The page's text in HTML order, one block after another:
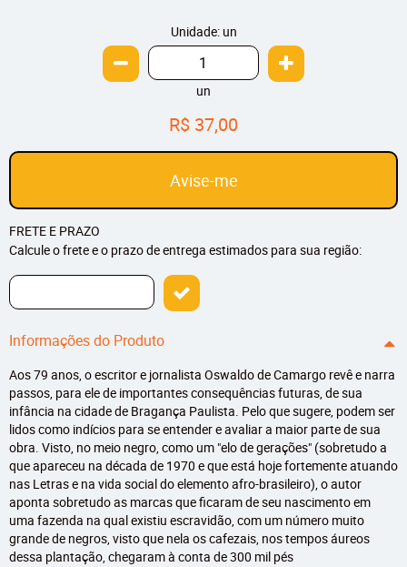
Unidade: un
un
R$ 37,00
Avise-me
FRETE E PRAZO
Calcule o frete e o prazo de entrega estimados para sua região:
Informações do Produto
Aos 79 anos, o escritor e jornalista Oswaldo de Camargo revê e narra
passos, para ele de importantes consequências futuras, de sua
infância na cidade de Bragança Paulista. Pelo que sugere, podem ser
lidos como indícios para se entender e avaliar a maior parte de sua
obra. Visto, no meio negro, como um "elo de gerações" (sobretudo a
que apareceu na década de 1970 e que está hoje fortemente atuando
nas Letras e na vida social do elemento afro-brasileiro), o autor
aponta sobretudo as marcas que ficaram de seu nascimento em
uma fazenda na qual existiu escravidão, com um número muito
grande de negros, visto que nela os cafezais, nos tempos áureos
dessa plantação, chegaram à conta de 300 mil pés